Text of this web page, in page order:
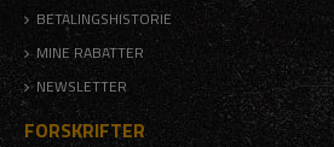
BETALINGSHISTORIE
MINE RABATTER
NEWSLETTER
FORSKRIFTER